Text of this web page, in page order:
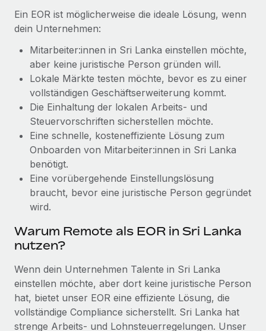
Mobilität und Relocation
Mühelose Relocation von Mitarbeiter:innen
Benefits
Mühelose Verwaltung von Benefits
Reverse Tech auf einen Blick Das Gesundheits- und
Wellness-Startup Reverse Tech hat das globale...
Mehr erfahren
Neues zu Remote-Produkten: Integration mit
Gusto und Zero und Contractor Management
Plus
Auch im neuen Jahr wollen wir bei Remote Unternehmen
aller Größen dabei unterstützen, die beste...
Mehr erfahren
Wie Phiture 55 Mitarbeiter:innen in 19 Ländern
mit Remote verwaltet
Wachstumsberatung für mobile Apps. Das...
Ein EOR ist möglicherweise die ideale Lösung, wenn
dein Unternehmen:
Mitarbeiter:innen in Sri Lanka einstellen möchte,
aber keine juristische Person gründen will.
Lokale Märkte testen möchte, bevor es zu einer
vollständigen Geschäftserweiterung kommt.
Die Einhaltung der lokalen Arbeits- und
Steuervorschriften sicherstellen möchte.
Eine schnelle, kosteneffiziente Lösung zum
Onboarden von Mitarbeiter:innen in Sri Lanka
benötigt.
Eine vorübergehende Einstellungslösung
braucht, bevor eine juristische Person gegründet
wird.
Warum Remote als EOR in Sri Lanka
nutzen?
Wenn dein Unternehmen Talente in Sri Lanka
einstellen möchte, aber dort keine juristische Person
hat, bietet unser EOR eine effiziente Lösung, die
vollständige Compliance sicherstellt. Sri Lanka hat
strenge Arbeits‑ und Lohnsteuerregelungen. Unser